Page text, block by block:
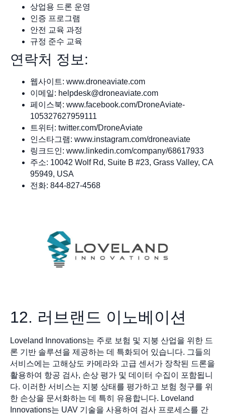
상업용 드론 운영
인증 프로그램
안전 교육 과정
규정 준수 교육
연락처 정보:
웹사이트: www.droneaviate.com
이메일: helpdesk@droneaviate.com
페이스북: www.facebook.com/DroneAviate-
105327627959111
트위터: twitter.com/DroneAviate
인스타그램: www.instagram.com/droneaviate
링크드인: www.linkedin.com/company/68617933
주소: 10042 Wolf Rd, Suite B #23, Grass Valley, CA
95949, USA
전화: 844-827-4568
12. 러브랜드 이노베이션
Loveland Innovations는 주로 보험 및 지붕 산업을 위한 드
론 기반 솔루션을 제공하는 데 특화되어 있습니다. 그들의
서비스에는 고해상도 카메라와 고급 센서가 장착된 드론을
활용하여 항공 검사, 손상 평가 및 데이터 수집이 포함됩니
다. 이러한 서비스는 지붕 상태를 평가하고 보험 청구를 위
한 손상을 문서화하는 데 특히 유용합니다. Loveland
Innovations는 UAV 기술을 사용하여 검사 프로세스를 간